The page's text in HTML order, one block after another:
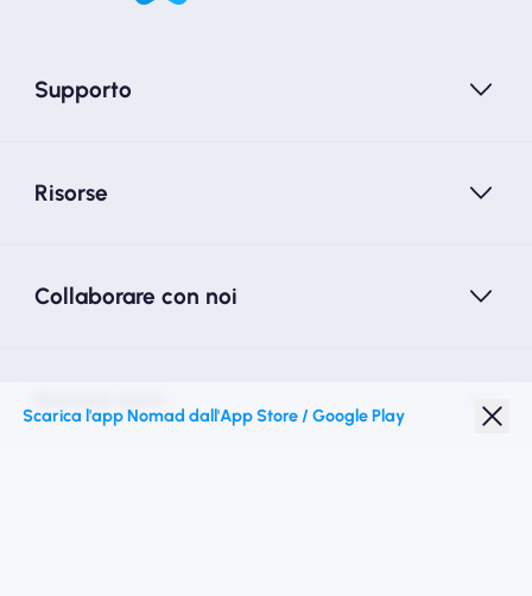
Supporto
Risorse
Collaborare con noi
Scarica l'app Nomad dall'App Store / Google Play